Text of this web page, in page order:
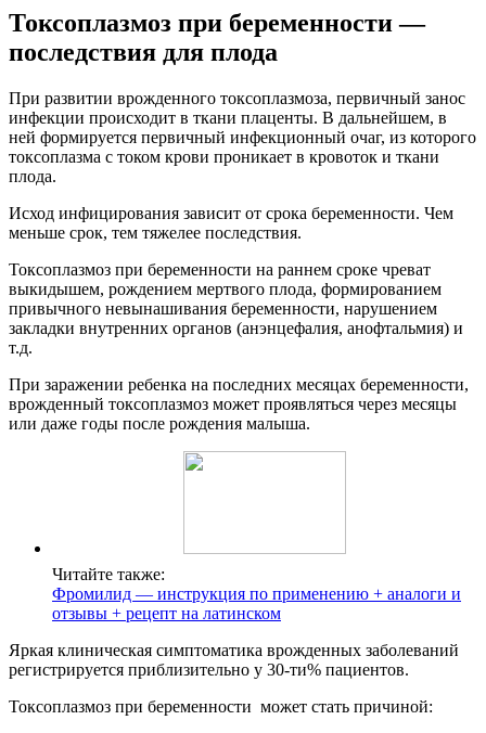
Токсоплазмоз при беременности —
последствия для плода
При развитии врожденного токсоплазмоза, первичный занос
инфекции происходит в ткани плаценты. В дальнейшем, в
ней формируется первичный инфекционный очаг, из которого
токсоплазма с током крови проникает в кровоток и ткани
плода.
Исход инфицирования зависит от срока беременности. Чем
меньше срок, тем тяжелее последствия.
Токсоплазмоз при беременности на раннем сроке чреват
выкидышем, рождением мертвого плода, формированием
привычного невынашивания беременности, нарушением
закладки внутренних органов (анэнцефалия, анофтальмия) и
т.д.
При заражении ребенка на последних месяцах беременности,
врожденный токсоплазмоз может проявляться через месяцы
или даже годы после рождения малыша.
Читайте также:
Фромилид — инструкция по применению + аналоги и
отзывы + рецепт на латинском
Яркая клиническая симптоматика врожденных заболеваний
регистрируется приблизительно у 30-ти% пациентов.
Токсоплазмоз при беременности может стать причиной: